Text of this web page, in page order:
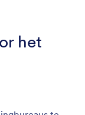
het